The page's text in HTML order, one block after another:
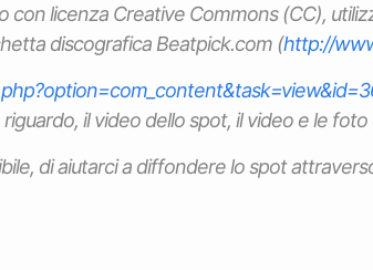
con licenza Creative Commons (CC),
discografica Beatpick.com (http://
il video dello spot, il video e le
di aiutarci a diffondere lo spot